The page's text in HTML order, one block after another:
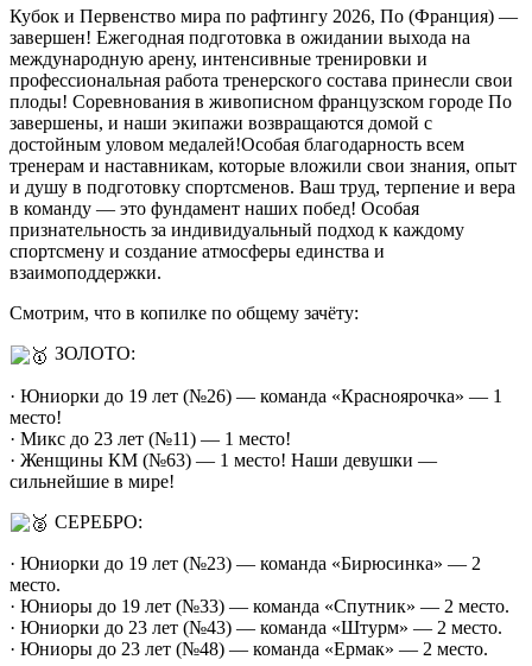
Кубок и Первенство мира по рафтингу 2026, По (Франция) —
завершен! Ежегодная подготовка в ожидании выхода на
международную арену, интенсивные тренировки и
профессиональная работа тренерского состава принесли свои
плоды! Соревнования в живописном французском городе По
завершены, и наши экипажи возвращаются домой с
достойным уловом медалей!Особая благодарность всем
тренерам и наставникам, которые вложили свои знания, опыт
и душу в подготовку спортсменов. Ваш труд, терпение и вера
в команду — это фундамент наших побед! Особая
признательность за индивидуальный подход к каждому
спортсмену и создание атмосферы единства и
взаимоподдержки.
Смотрим, что в копилке по общему зачёту:
ЗОЛОТО:
· Юниорки до 19 лет (№26) — команда «Красноярочка» — 1
место!
· Микс до 23 лет (№11) — 1 место!
· Женщины КМ (№63) — 1 место! Наши девушки —
сильнейшие в мире!
СЕРЕБРО:
· Юниорки до 19 лет (№23) — команда «Бирюсинка» — 2
место.
· Юниоры до 19 лет (№33) — команда «Спутник» — 2 место.
· Юниорки до 23 лет (№43) — команда «Штурм» — 2 место.
· Юниоры до 23 лет (№48) — команда «Ермак» — 2 место.